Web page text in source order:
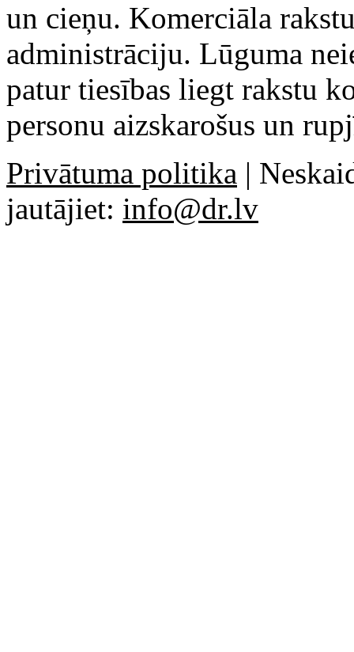
un cieņu. Komerciāla
administrāciju. Lūguma
patur tiesības liegt rakstu
personu aizskarošus un
Privātuma politika |
jautājiet: info@dr.lv